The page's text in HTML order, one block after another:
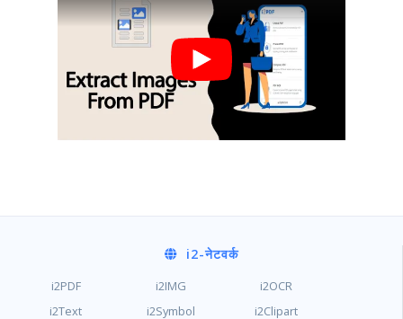
i2-नेटवर्क
i2PDF i2IMG
i2OCR
i2Text
i2Symbol i2Clipart